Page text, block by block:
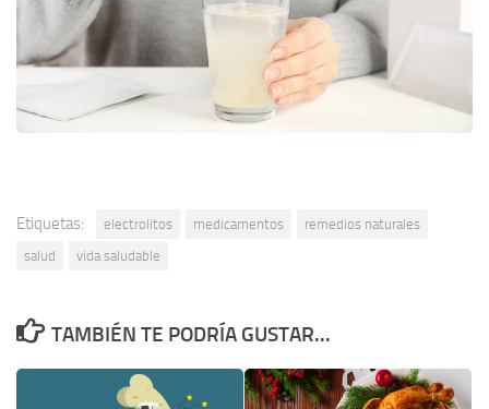
Etiquetas: electrolitos medicamentos
remedios naturales
salud
vida saludable
TAMBIÉN TE PODRÍA GUSTAR...